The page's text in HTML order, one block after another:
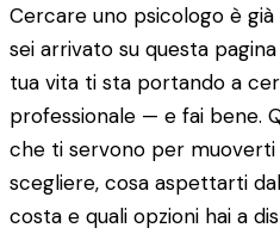
Cercare uno psicologo è
sei arrivato su questa
tua vita ti sta portando a
professionale — e fai bene.
che ti servono per muoverti
scegliere, cosa aspettarti
costa e quali opzioni hai a